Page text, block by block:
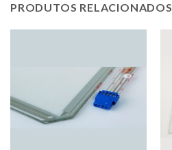
PRODUTOS RELACIONADOS